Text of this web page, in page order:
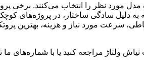
مورد نظر را انتخاب می‌کنند. برخی
دلیل سادگی ساختار، در پروژه‌های
ولتاژ مراجعه کنید یا با شماره‌های ما